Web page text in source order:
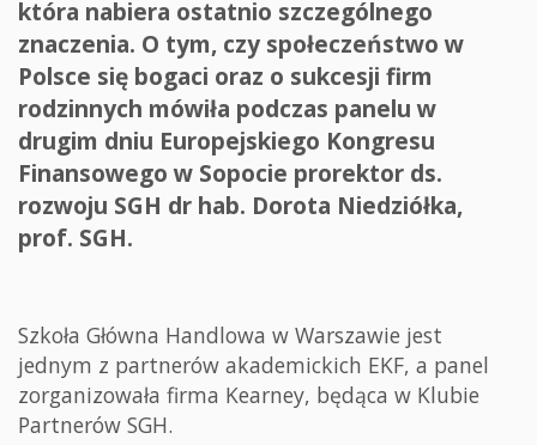
która nabiera ostatnio szczególnego
znaczenia. O tym, czy społeczeństwo w
Polsce się bogaci oraz o sukcesji firm
rodzinnych mówiła podczas panelu w
drugim dniu Europejskiego Kongresu
Finansowego w Sopocie prorektor ds.
rozwoju SGH dr hab. Dorota Niedziółka,
prof. SGH.
Szkoła Główna Handlowa w Warszawie jest
jednym z partnerów akademickich EKF, a panel
zorganizowała firma Kearney, będąca w Klubie
Partnerów SGH.